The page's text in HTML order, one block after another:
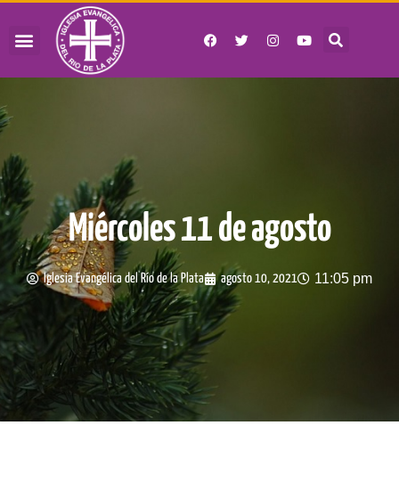
Miércoles 11 de agosto
Iglesia Evangélica del Río de la Plata agosto 10, 2021 11:05 pm